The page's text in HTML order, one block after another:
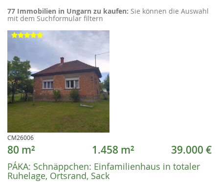
77 Immobilien in Ungarn zu kaufen: Sie können die Auswahl
mit dem Suchformular filtern
CM26006
80 m² 1.458 m² 39.000 €
PÁKA: Schnäppchen: Einfamilienhaus in totaler
Ruhelage, Ortsrand, Sack